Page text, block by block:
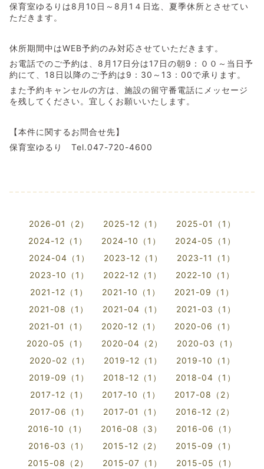
保育室ゆるりは8月10日～8月1４日迄、夏季休所とさせてい
ただきます。
休所期間中はWEB予約のみ対応させていただきます。
お電話でのご予約は、8月17日分は17日の朝9：００～当日予
約にて、18日以降のご予約は9：30～13：00で承ります。
また予約キャンセルの方は、施設の留守番電話にメッセージ
を残してください。宜しくお願いいたします。
【本件に関するお問合せ先】
保育室ゆるり Tel.047-720-4600
2026-01（2） 2025-12（1）
2025-01（1）
2024-12（1）
2024-10（1）
2024-05（1）
2024-04（1）
2023-12（1）
2023-11（1）
2023-10（1）
2022-12（1）
2022-10（1）
2021-12（1）
2021-10（1）
2021-09（1）
2021-08（1）
2021-04（1）
2021-03（1）
2021-01（1）
2020-12（1）
2020-06（1）
2020-05（1）
2020-04（2）
2020-03（1）
2020-02（1）
2019-12（1）
2019-10（1）
2019-09（1）
2018-12（1）
2018-04（1）
2017-12（1）
2017-10（1）
2017-08（2）
2017-06（1）
2017-01（1）
2016-12（2）
2016-10（1）
2016-08（3）
2016-06（1）
2016-03（1）
2015-12（2）
2015-09（1）
2015-08（2）
2015-07（1）
2015-05（1）